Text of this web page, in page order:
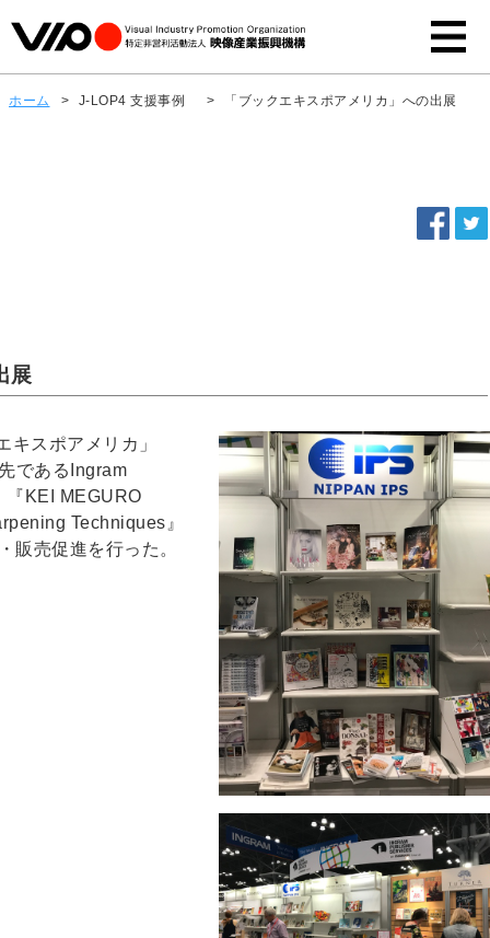
ホーム > J-LOP4 支援事例 > 「ブックエキスポアメリカ」への出展
展
スポアメリカ」
であるIngram
KEI MEGURO
Techniques』
販売促進を行った。